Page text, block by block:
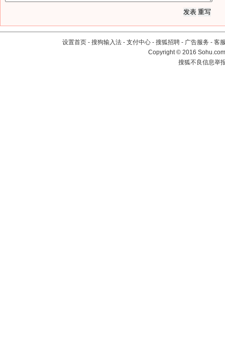
设置首页 - 搜狗输入法 - 支付中心 - 搜狐招聘 - 广告服务 - 客
Copyright©2016
搜狐不良信息举